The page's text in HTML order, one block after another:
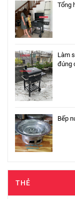
Tổng
Làm
đúng
Bếp
THẺ